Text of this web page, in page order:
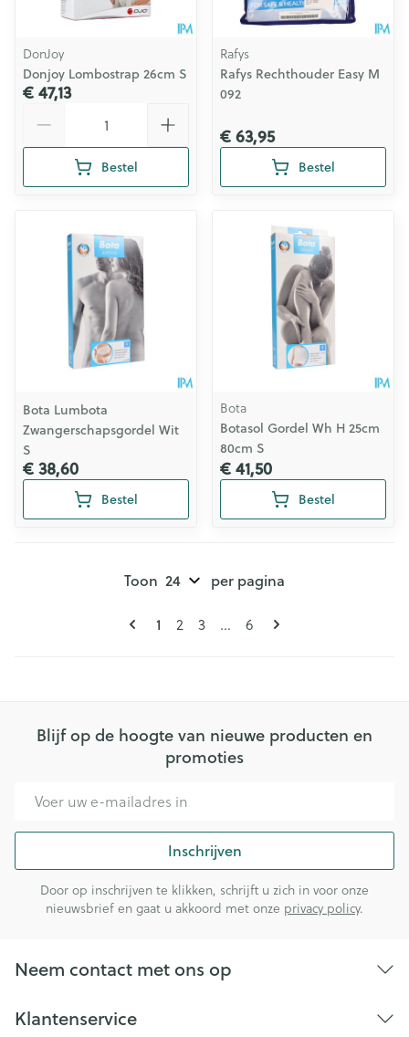
DonJoy
Donjoy Lombostrap 26cm S
€ 47,13
Bestel
Rafys
Rafys Rechthouder Easy M
092
€ 63,95
Bestel
Bota Lumbota
Zwangerschapsgordel Wit
S
€ 38,60
Bestel
Bota
Botasol Gordel Wh H 25cm
80cm S
€ 41,50
Bestel
Pagina's
U lees momenteel pagina
1 Pagina
2 Pagina
3 ... Pagina
6
Toon per pagina
Blijf op de hoogte van nieuwe producten en
promoties
Inschrijven
Door op inschrijven te klikken, schrijft u zich in voor onze
nieuwsbrief en gaat u akkoord met onze privacy policy.
Neem contact met ons op
Klantenservice